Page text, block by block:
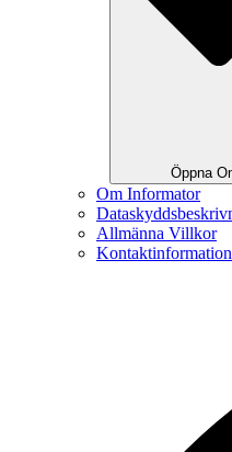
Öppna
Om Informator
Allmänna Villkor
Kontaktinformation